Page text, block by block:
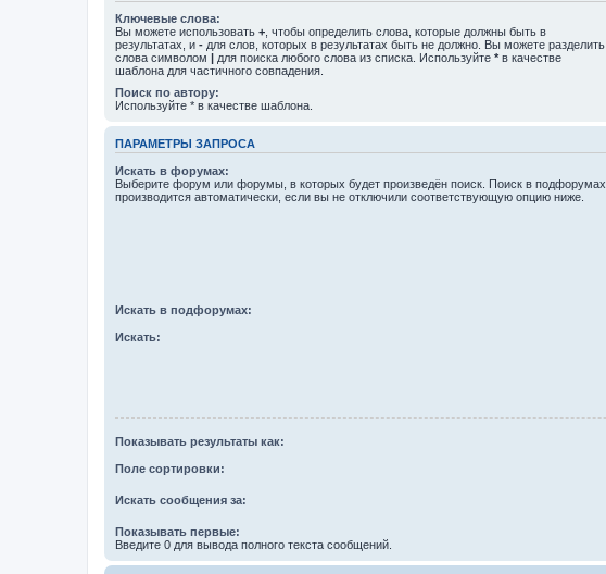
Ключевые слова:
Вы можете использовать + , чтобы определить слова, которые должны быть в
результатах, и - для слов, которых в результатах быть не должно. Вы можете разделить
слова символом | для поиска любого слова из списка. Используйте * в качестве
шаблона для частичного совпадения.
Поиск по автору:
Используйте * в качестве шаблона.
ПАРАМЕТРЫ ЗАПРОСА
Искать в форумах:
Выберите форум или форумы, в которых будет произведён поиск. Поиск в подфорумах
производится автоматически, если вы не отключили соответствующую опцию ниже.
Искать в подфорумах:
Искать:
Показывать результаты как:
Поле сортировки:
Искать сообщения за:
Показывать первые:
Введите 0 для вывода полного текста сообщений.